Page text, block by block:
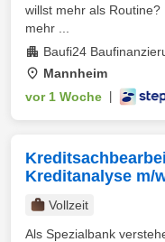
willst mehr als Routine?
mehr ...
Baufi24
Mannheim
vor 1 Woche
Kreditanalyse m/
Vollzeit
Als Spezialbank